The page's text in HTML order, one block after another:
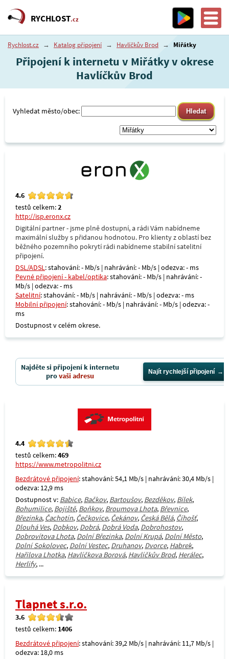
RYCHLOST.cz
Rychlost.cz → Katalog připojení → Havlíčkův Brod → Miřátky
Připojení k internetu v Miřátky v okrese
Havlíčkův Brod
Vyhledat město/obec:
4.6
testů celkem:2
http://isp.eronx.cz
Digitální partner - jsme plně dostupní, a rádi Vám nabídneme
maximální služby s přidanou hodnotou. Pro klienty z oblastí bez
běžného pozemního pokrytí rádi nabídneme stabilní satelitní
připojení.
DSL/ADSL: stahování: - Mb/s | nahrávání: - Mb/s | odezva: - ms
Pevné připojení - kabel/optika: stahování: - Mb/s | nahrávání: -
Mb/s | odezva: - ms
Satelitní: stahování: - Mb/s | nahrávání: - Mb/s | odezva: - ms
Mobilní připojení: stahování: - Mb/s | nahrávání: - Mb/s | odezva: -
ms
Dostupnost v celém okrese.
Najděte si připojení k internetu
provaši adresu Najít rychlejší připojení
4.4
testů celkem:469
https://www.metropolitni.cz
Bezdrátové připojení: stahování: 54,1 Mb/s | nahrávání: 30,4 Mb/s |
odezva: 12,9 ms
Dostupnost v: Babice, Bačkov, Bartoušov, Bezděkov, Bílek,
Bohumilice, Bojiště, Boňkov, Broumova Lhota, Břevnice,
Březinka, Čachotín, Čečkovice, Čekánov, Česká Bělá, Číhošť,
Dlouhá Ves, Dobkov, Dobrá, Dobrá Voda, Dobrohostov,
Dobrovítova Lhota, Dolní Březinka, Dolní Krupá, Dolní Město,
Dolní Sokolovec, Dolní Vestec, Druhanov, Dvorce, Habrek,
Hařilova Lhotka, Havlíčkova Borová, Havlíčkův Brod, Herálec,
Herlify, ...
Tlapnet s.r.o.
3.6
testů celkem: 1406
Bezdrátové připojení: stahování: 39,2 Mb/s | nahrávání: 11,7 Mb/s |
odezva: 18,0 ms